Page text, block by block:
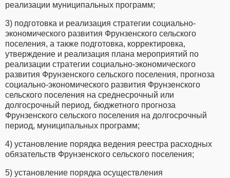
реализации муниципальных программ;
3) подготовка и реализация стратегии социально-
экономического развития Фрунзенского сельского
поселения, а также подготовка, корректировка,
утверждение и реализация плана мероприятий по
реализации стратегии социально-экономического
развития Фрунзенского сельского поселения, прогноза
социально-экономического развития Фрунзенского
сельского поселения на среднесрочный или
долгосрочный период, бюджетного прогноза
Фрунзенского сельского поселения на долгосрочный
период, муниципальных программ;
4) установление порядка ведения реестра расходных
обязательств Фрунзенского сельского поселения;
5) установление порядка осуществления